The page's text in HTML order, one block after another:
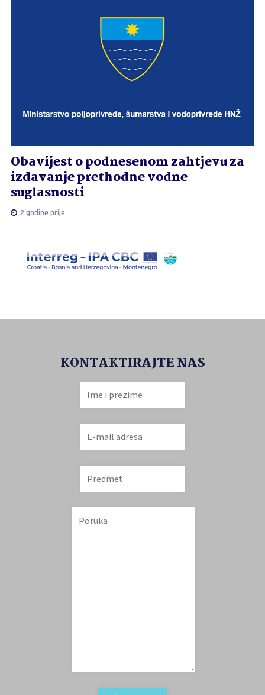
Obavijest o podnesenom zahtjevu za
izdavanje prethodne vodne
suglasnosti
2 godine prije
KONTAKTIRAJTE NAS